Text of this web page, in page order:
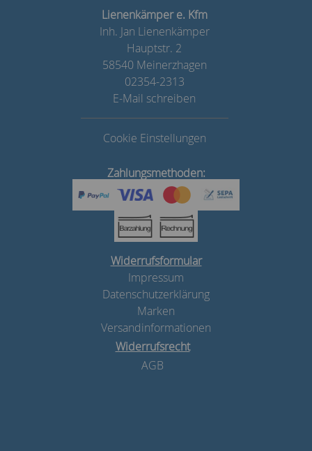
Lienenkämper e. Kfm
Inh. Jan Lienenkämper
Hauptstr. 2
58540 Meinerzhagen
02354-2313
E-Mail schreiben
Cookie Einstellungen
Zahlungsmethoden:
Widerrufsformular
Impressum
Datenschutzerklärung
Marken
Versandinformationen
Widerrufsrecht
AGB